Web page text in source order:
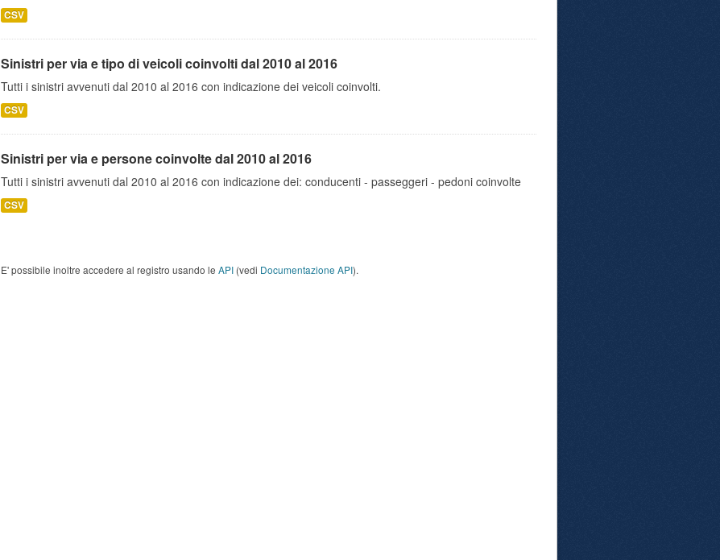
CSV
Sinistri per via e tipo di veicoli coinvolti dal 2010 al 2016
Tutti i sinistri avvenuti dal 2010 al 2016 con indicazione dei veicoli coinvolti.
CSV
Sinistri per via e persone coinvolte dal 2010 al 2016
Tutti i sinistri avvenuti dal 2010 al 2016 con indicazione dei: conducenti - passeggeri - pedoni coinvolte
CSV
E' possibile inoltre accedere al registro usando le API (vedi Documentazione API).